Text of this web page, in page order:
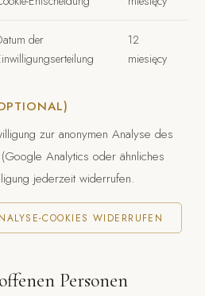
der
12
miesięcy
zur anonymen Analyse des
Analytics oder ähnliches
jederzeit widerrufen.
COOKIES WIDERRUFEN
Personen